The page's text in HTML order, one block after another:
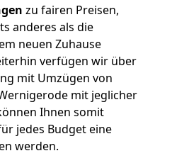
zu fairen Preisen,
anderes als die
neuen Zuhause
verfügen wir über
mit Umzügen von
mit jeglicher
Ihnen somit
jedes Budget eine
werden.